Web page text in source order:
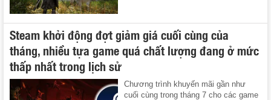
Steam khởi động đợt giảm giá cuối cùng của
tháng, nhiều tựa game quá chất lượng đang ở mức
thấp nhất trong lịch sử
Chương trình khuyến mãi gần như
cuối cùng trong tháng 7 cho các game